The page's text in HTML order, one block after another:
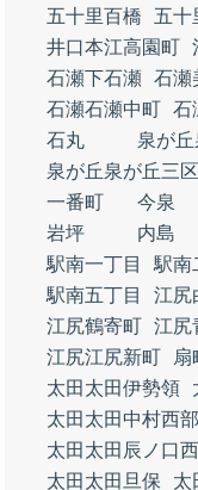
五十里百橋
五十
井口本江高園町
石瀬下石瀬 石瀬
石瀬石瀬中町 石
石丸
泉が
泉が丘泉が丘三区
一番町
今泉
岩坪
内島
駅南一丁目
駅南
駅南五丁目
江尻
江尻鶴寄町 江尻
江尻江尻新町
扇
太田太田伊勢領
太田太田中村西部
太田太田辰ノ口
太田太田旦保
太